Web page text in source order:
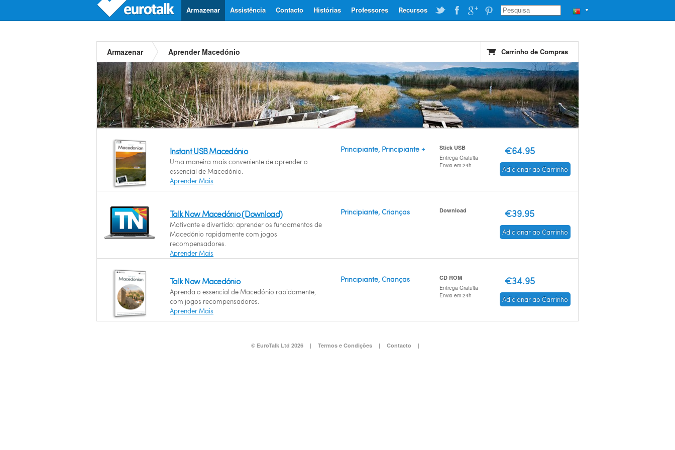
▼
Recursos
Professores
Histórias
Contacto
Assistência
Armazenar
Armazenar Aprender Macedónio Carrinho de Compras
Instant USB Macedónio
Uma maneira mais conveniente de aprender o
essencial de Macedónio.
Aprender Mais
Principiante, Principiante + Stick USB
Entrega Gratuita
Envio em 24h
€64.95
Adicionar ao Carrinho
Talk Now Macedónio (Download)
Motivante e divertido: aprender os fundamentos de
Macedónio rapidamente com jogos
recompensadores.
Aprender Mais
Principiante, Crianças Download €39.95
Adicionar ao Carrinho
Talk Now Macedónio
Aprenda o essencial de Macedónio rapidamente,
com jogos recompensadores.
Aprender Mais
Principiante, Crianças CD ROM
Entrega Gratuita
Envio em 24h
€34.95
Adicionar ao Carrinho
© EuroTalk Ltd 2026 | Termos e Condições | Contacto |